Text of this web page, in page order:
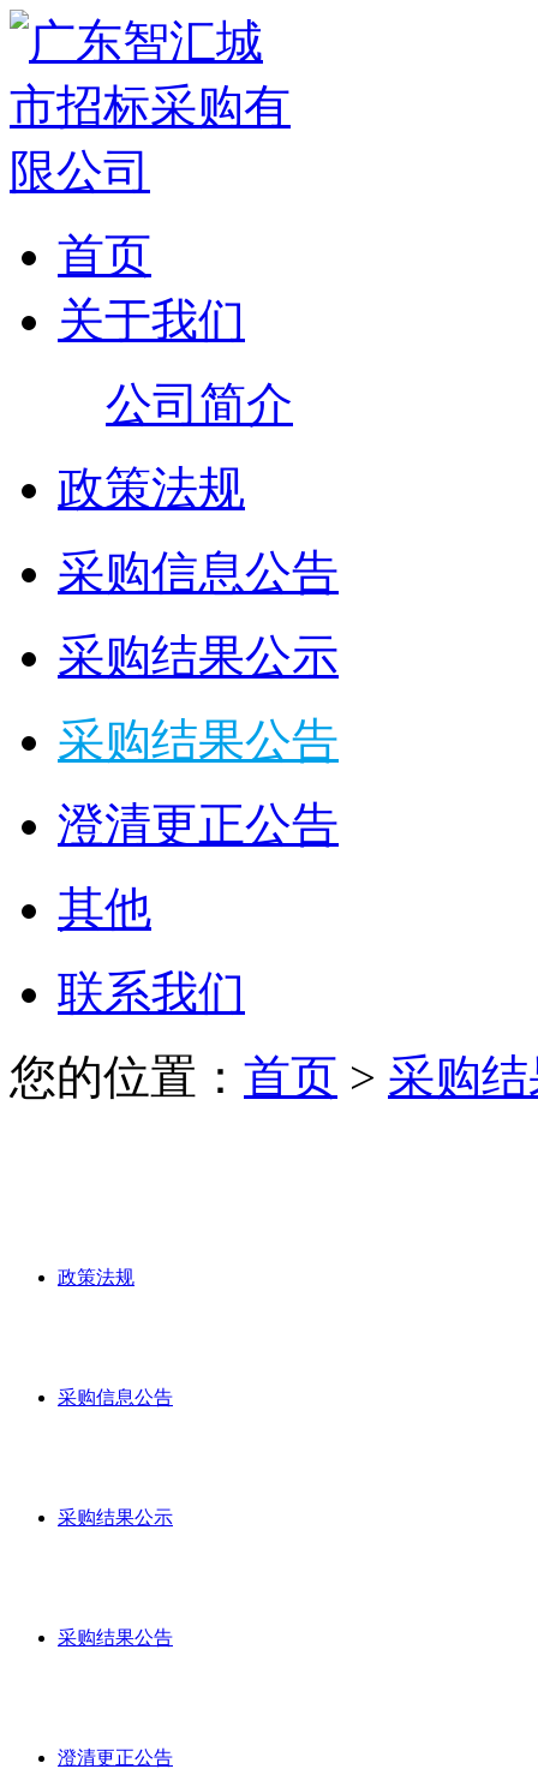
首页
关于我们
公司简介
政策法规
采购信息公告
采购结果公示
采购结果公告
澄清更正公告
其他
联系我们
您的位置： 首页 > 采购
政策法规
采购信息公告
采购结果公示
采购结果公告
澄清更正公告